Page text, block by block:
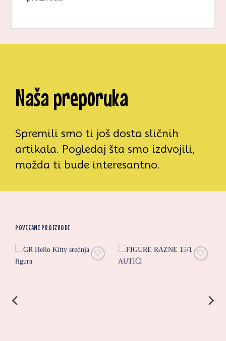
Naša preporuka
Spremili smo ti još dosta sličnih
artikala. Pogledaj šta smo izdvojili,
možda ti bude interesantno.
POVEZANI PROIZVODI